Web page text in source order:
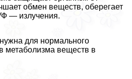
обмен веществ, оберегает
— излучения.
для нормального
метаболизма веществ в